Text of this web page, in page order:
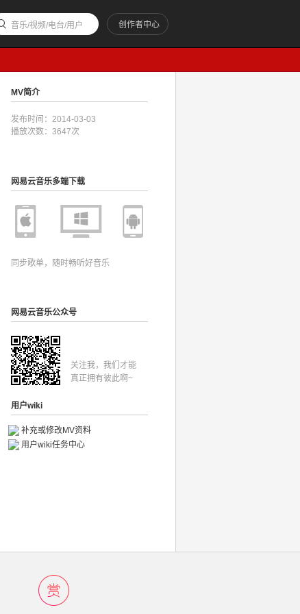
创作者中心
音乐/视频/电台/用户